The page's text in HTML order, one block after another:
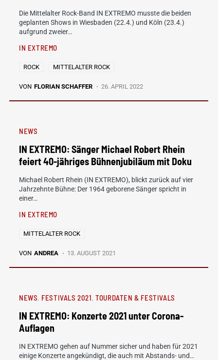
Die Mittelalter Rock-Band IN EXTREMO musste die beiden
geplanten Shows in Wiesbaden (22.4.) und Köln (23.4.)
aufgrund zweier…
IN EXTREMO
ROCK MITTELALTER ROCK
VON FLORIAN SCHAFFER 26. APRIL 2022
NEWS
IN EXTREMO: Sänger Michael Robert Rhein
feiert 40-jähriges Bühnenjubiläum mit Doku
Michael Robert Rhein (IN EXTREMO), blickt zurück auf vier
Jahrzehnte Bühne: Der 1964 geborene Sänger spricht in
einer…
IN EXTREMO
MITTELALTER ROCK
VON ANDREA 13. AUGUST 2021
NEWS FESTIVALS 2021 TOURDATEN & FESTIVALS
IN EXTREMO: Konzerte 2021 unter Corona-
Auflagen
IN EXTREMO gehen auf Nummer sicher und haben für 2021
einige Konzerte angekündigt, die auch mit Abstands- und…